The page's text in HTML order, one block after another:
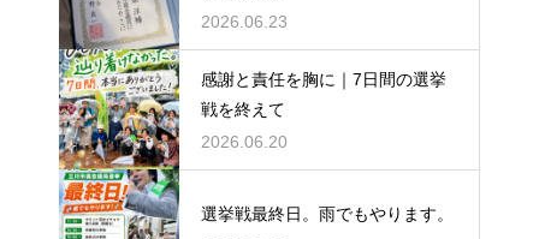
2026.06.23
感謝と責任を胸に｜7日間の選挙
戦を終えて
2026.06.20
選挙戦最終日。雨でもやります。